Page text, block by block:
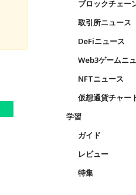
ブロックチェー
取引所ニュース
DeFiニュース
Web3ゲームニ
NFTニュース
仮想通貨チャー
学習
ガイド
レビュー
特集